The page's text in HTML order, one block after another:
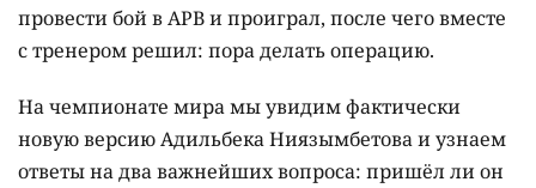
провести бой в APB и проиграл, после чего вместе
с тренером решил: пора делать операцию.
На чемпионате мира мы увидим фактически
новую версию Адильбека Ниязымбетова и узнаем
ответы на два важнейших вопроса: пришёл ли он